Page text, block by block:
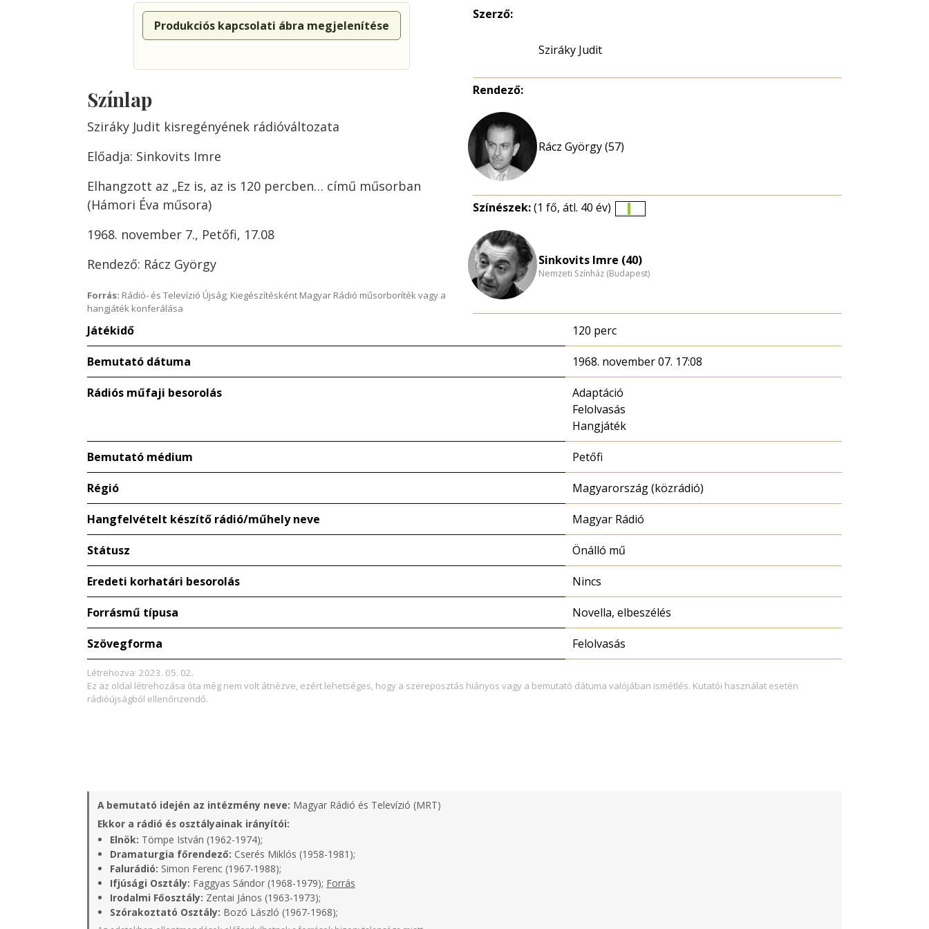
Produkciós kapcsolati ábra megjelenítése
Színlap
Sziráky Judit kisregényének rádióváltozata
Előadja: Sinkovits Imre
Elhangzott az „Ez is, az is 120 percben… című műsorban
(Hámori Éva műsora)
1968. november 7., Petőfi, 17.08
Rendező: Rácz György
Forrás: Rádió- és Televízió Újság; Kiegészítésként Magyar Rádió műsorboríték vagy a
hangjáték konferálása
Szerző:
Sziráky Judit
Rendező:
Rácz György (57)
Színészek:(1 fő, átl. 40 év)
nagyítása
Sinkovits Imre (40)
Nemzeti Színház (Budapest)
Játékidő 120 perc
Bemutató dátuma 1968. november 07. 17:08
Rádiós műfaji besorolás
Adaptáció
Felolvasás
Hangjáték
Bemutató médium Petőfi
Régió Magyarország (közrádió)
Hangfelvételt készítő rádió/műhely neve Magyar Rádió
Státusz Önálló mű
Eredeti korhatári besorolás Nincs
Forrásmű típusa Novella, elbeszélés
Szövegforma Felolvasás
Létrehozva: 2023. 05. 02.
Ez az oldal létrehozása óta még nem volt átnézve, ezért lehetséges, hogy a szereposztás hiányos vagy a bemutató dátuma valójában ismétlés. Kutatói használat esetén
rádióújságból ellenőrizendő.
A bemutató idején az intézmény neve: Magyar Rádió és Televízió (MRT)
Ekkor a rádió és osztályainak irányítói:
Elnök: Tömpe István (1962-1974);
Dramaturgia főrendező: Cserés Miklós (1958-1981);
Falurádió: Simon Ferenc (1967-1988);
Ifjúsági Osztály: Faggyas Sándor (1968-1979); Forrás
Irodalmi Főosztály: Zentai János (1963-1973);
Szórakoztató Osztály: Bozó László (1967-1968);